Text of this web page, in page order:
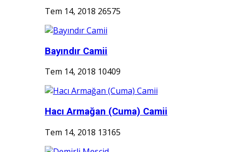
Tem 14, 2018 26575
Bayındır Camii
Tem 14, 2018 10409
Hacı Armağan (Cuma) Camii
Tem 14, 2018 13165